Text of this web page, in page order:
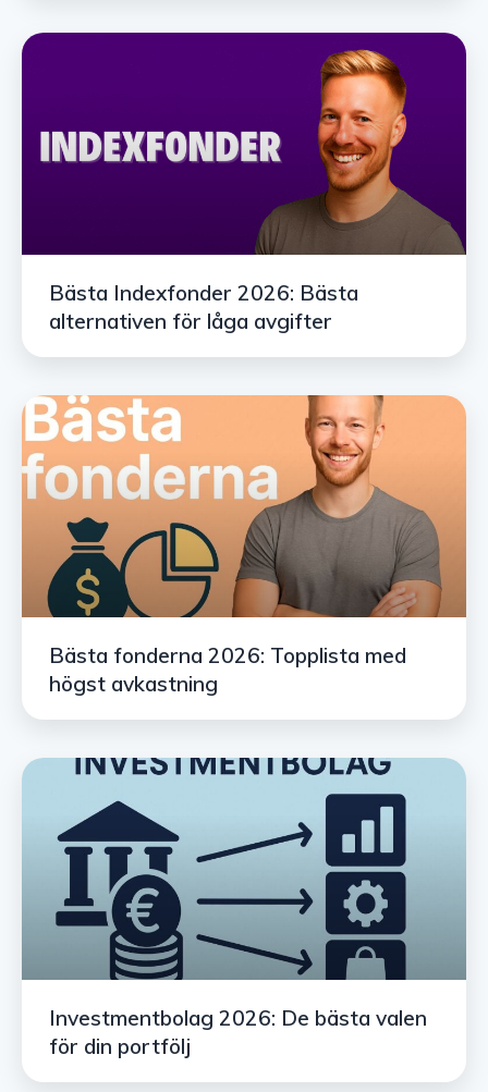
Bästa Indexfonder 2026: Bästa
alternativen för låga avgifter
Bästa fonderna 2026: Topplista med
högst avkastning
Investmentbolag 2026: De bästa valen
för din portfölj